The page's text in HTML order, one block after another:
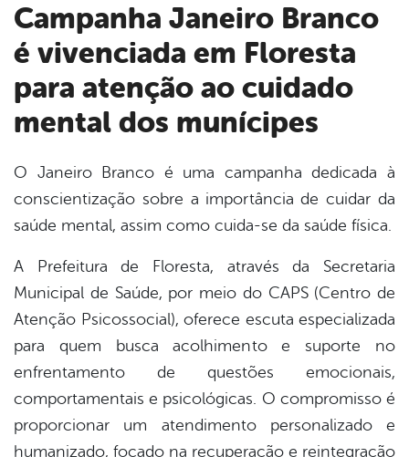
Campanha Janeiro Branco
é vivenciada em Floresta
para atenção ao cuidado
mental dos munícipes
O Janeiro Branco é uma campanha dedicada à
conscientização sobre a importância de cuidar da
saúde mental, assim como cuida-se da saúde física.
A Prefeitura de Floresta, através da Secretaria
Municipal de Saúde, por meio do CAPS (Centro de
Atenção Psicossocial), oferece escuta especializada
para quem busca acolhimento e suporte no
enfrentamento de questões emocionais,
comportamentais e psicológicas. O compromisso é
proporcionar um atendimento personalizado e
humanizado, focado na recuperação e reintegração